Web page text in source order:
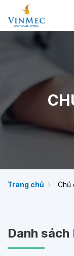
Trang chủ Chủ
Danh